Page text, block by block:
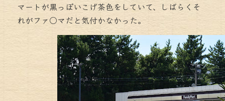
マートが黒っぽいこげ茶色をしていて、しばらくそ
れがファ○マだと気付かなかった。